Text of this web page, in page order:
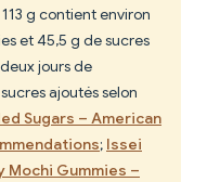
g contient environ
et 45,5 g de sucres
jours de
ajoutés selon
Sugars – American
; Issei
Gummies –